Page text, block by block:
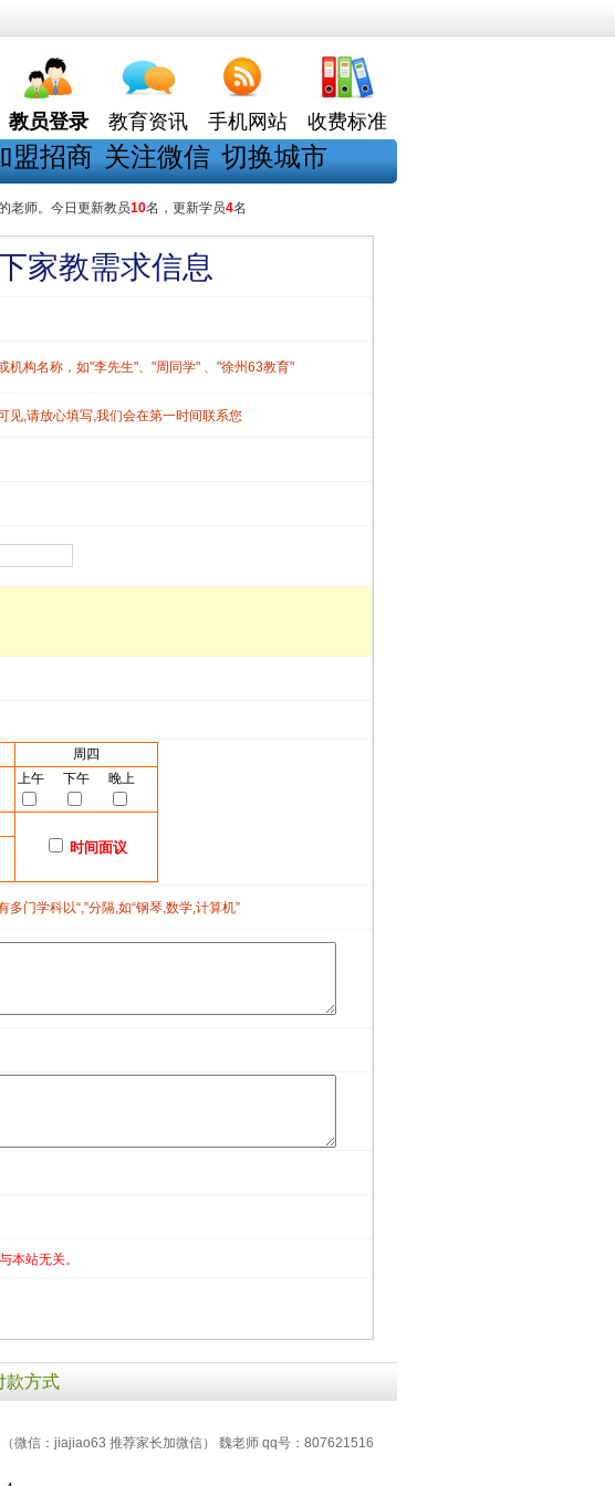
教员登录 教育资讯 手机网站 收费标准
盟招商 关注微信 切换城市
老师。今日更新教员10名，更新学员4名
家教需求信息
机构名称，如"李先生"、"周同学" 、"徐州63教育"
见,请放心填写,我们会在第一时间联系您
周四
上午 下午 晚上
时间面议
多门学科以“,”分隔,如“钢琴,数学,计算机”
本站无关。
款方式
微信：jiajiao63 推荐家长加微信） 魏老师 qq号：807621516